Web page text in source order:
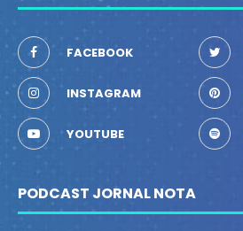
FACEBOOK
INSTAGRAM
YOUTUBE
PODCAST JORNAL NOTA